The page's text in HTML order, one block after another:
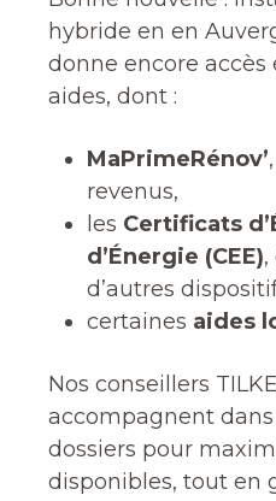
hybride en en
donne encore accès
aides, dont :
MaPrimeRénov’
revenus,
les Certificats
d’Énergie (CEE)
d’autres
certaines aides
Nos conseillers
accompagnent
dossiers pour
disponibles, tout en